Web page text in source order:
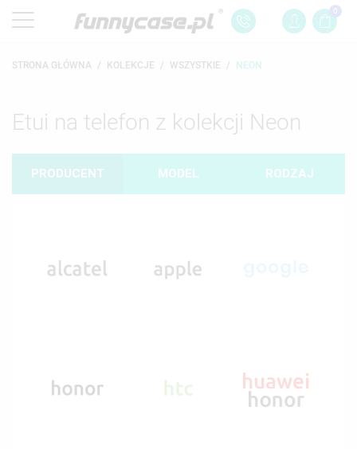
0
STRONA GŁÓWNA KOLEKCJE WSZYSTKIE NEON
Etui na telefon z kolekcji Neon